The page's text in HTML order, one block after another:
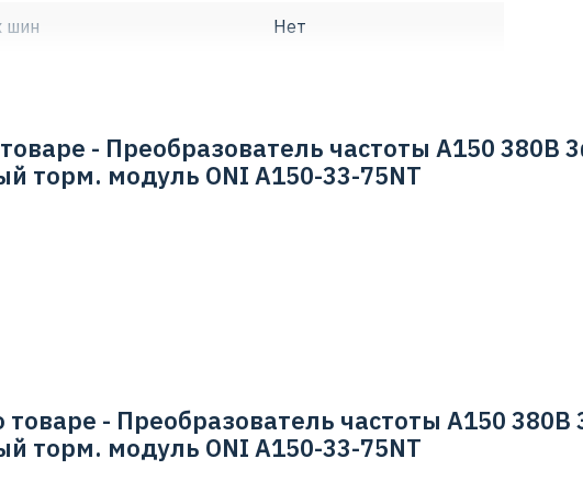
шин Нет
Нет
нагрузке при
3
напряжении
- Преобразователь частоты A150 380В
торм. модуль ONI A150-33-75NT
товаре - Преобразователь частоты A150 380В
торм. модуль ONI A150-33-75NT